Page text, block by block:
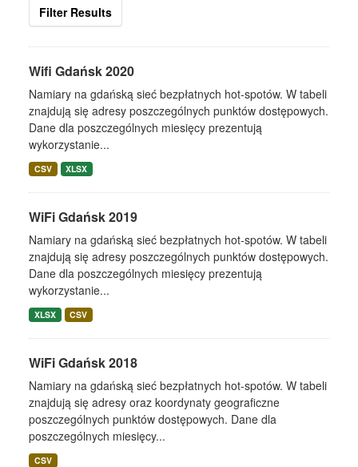
Filter Results
Wifi Gdańsk 2020
Namiary na gdańską sieć bezpłatnych hot-spotów. W tabeli
znajdują się adresy poszczególnych punktów dostępowych.
Dane dla poszczególnych miesięcy prezentują
wykorzystanie...
CSV XLSX
WiFi Gdańsk 2019
Namiary na gdańską sieć bezpłatnych hot-spotów. W tabeli
znajdują się adresy poszczególnych punktów dostępowych.
Dane dla poszczególnych miesięcy prezentują
wykorzystanie...
XLSX CSV
WiFi Gdańsk 2018
Namiary na gdańską sieć bezpłatnych hot-spotów. W tabeli
znajdują się adresy oraz koordynaty geograficzne
poszczególnych punktów dostępowych. Dane dla
poszczególnych miesięcy...
CSV